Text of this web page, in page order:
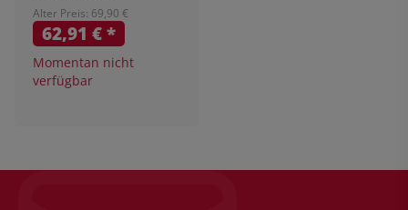
Alter Preis: 69,90 €
62,91 €*
Momentan nicht
verfügbar